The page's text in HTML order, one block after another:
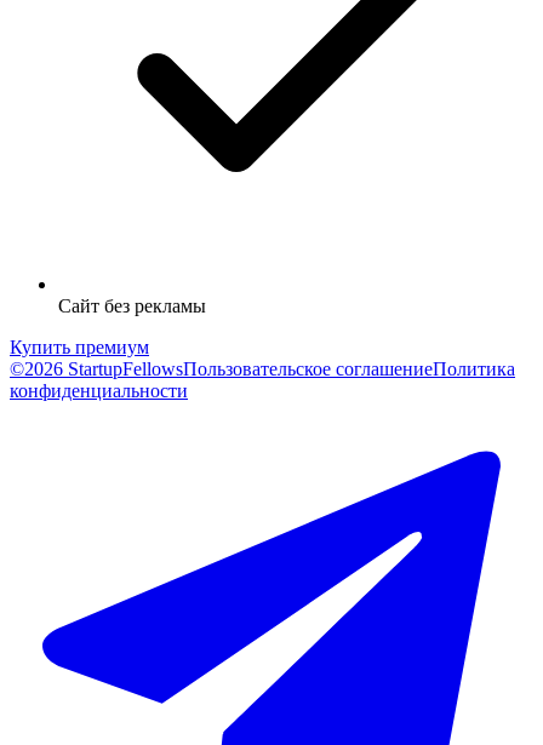
Сайт без рекламы
Купить премиум
©2026 StartupFellowsПользовательское соглашениеПолитика
конфиденциальности